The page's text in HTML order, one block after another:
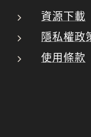
資源下載
隱私權政
使用條款